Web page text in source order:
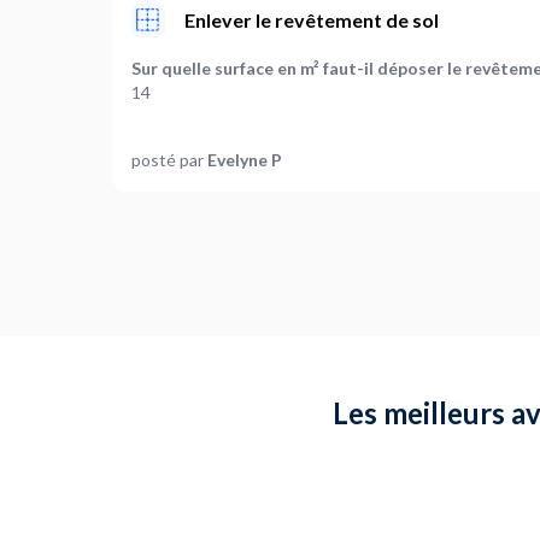
Enlever le revêtement de sol
Sur quelle surface en m² faut-il déposer le
14
Moquette
posté par Evelyne P
Les meilleurs